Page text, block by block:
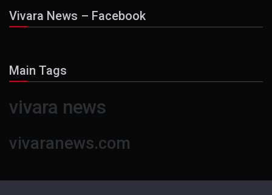
Vivara News – Facebook
Main Tags
vivara news
vivaranews.com